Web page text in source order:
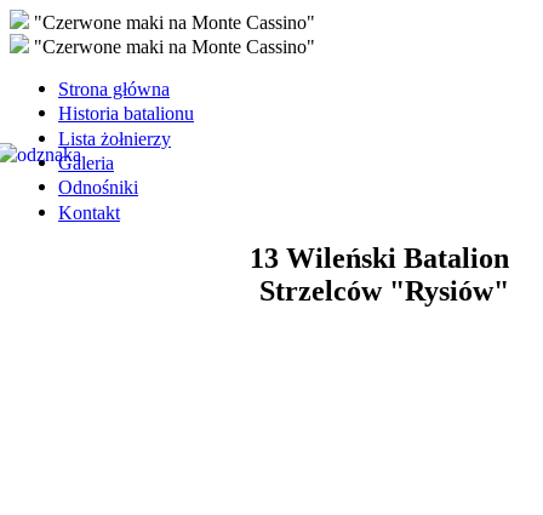
"Czerwone maki na Monte Cassino"
"Czerwone maki na Monte Cassino"
Strona główna
Historia batalionu
Lista żołnierzy
Galeria
Odnośniki
Kontakt
13 Wileński Batalion
Strzelców "Rysiów"